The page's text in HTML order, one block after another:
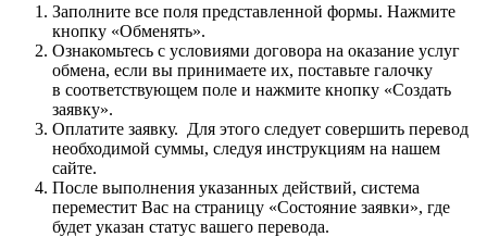
Заполните все поля представленной формы. Нажмите
кнопку «Обменять».
Ознакомьтесь с условиями договора на оказание услуг
обмена, если вы принимаете их, поставьте галочку
в соответствующем поле и нажмите кнопку «Создать
заявку».
Оплатите заявку. Для этого следует совершить перевод
необходимой суммы, следуя инструкциям на нашем
сайте.
После выполнения указанных действий, система
переместит Вас на страницу «Состояние заявки», где
будет указан статус вашего перевода.